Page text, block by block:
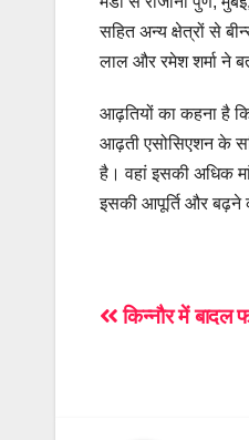
सहित अन्य क्षेत्रों से
लाल और रमेश शर्मा ने
आढ़तियों का कहना है कि
आढ़ती एसोसिएशन के
है। वहां इसकी अधिक
इसकी आपूर्ति और बढ़ने
Post
किन्नौर में बादल